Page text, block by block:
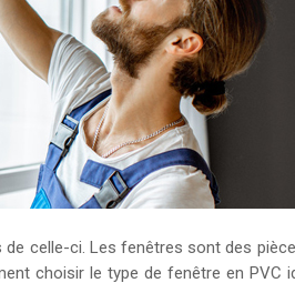
celle-ci. Les fenêtres sont des
choisir le type de fenêtre en